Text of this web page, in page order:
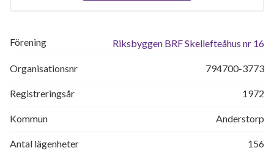
Förening Riksbyggen BRF Skellefteåhus nr 16
Organisationsnr 794700-3773
Registreringsår 1972
Kommun Anderstorp
Antal lägenheter 156